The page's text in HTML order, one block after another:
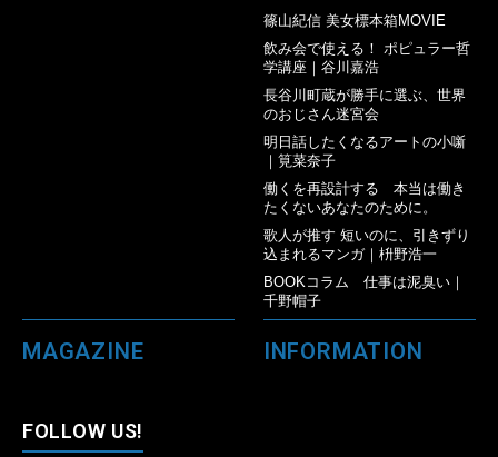
篠山紀信 美女標本箱MOVIE
飲み会で使える！ ポピュラー哲
学講座｜谷川嘉浩
長谷川町蔵が勝手に選ぶ、世界
のおじさん迷宮会
明日話したくなるアートの小噺
｜筧菜奈子
働くを再設計する 本当は働き
たくないあなたのために。
歌人が推す 短いのに、引きずり
込まれるマンガ｜枡野浩一
BOOKコラム 仕事は泥臭い｜
千野帽子
MAGAZINE INFORMATION
FOLLOW US!